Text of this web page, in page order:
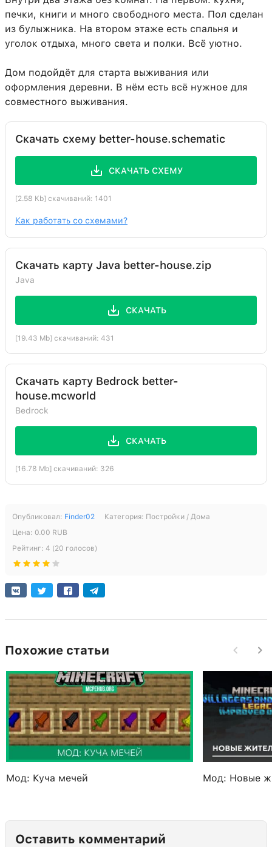
Кровать 26:0 2
38:3
Нивяник
Дубовые ворота
Мак 38:0 1
Белый тюльпан 38:6 1
печки, книги и много свободного места. Пол сделан
из булыжника. На втором этаже есть спальня и
уголок отдыха, много света и полки. Всё уютно.
Дом подойдёт для старта выживания или
оформления деревни. В нём есть всё нужное для
совместного выживания.
Скачать схему better-house.schematic
СКАЧАТЬ СХЕМУ
[2.58 Kb] скачиваний: 1401
Как работать со схемами?
Скачать карту Java better-house.zip
Java
СКАЧАТЬ
[19.43 Mb] скачиваний: 431
Скачать карту Bedrock better-
house.mcworld
Bedrock
СКАЧАТЬ
[16.78 Mb] скачиваний: 326
Опубликовал: Finder02 Категория: Постройки / Дома
Цена: 0.00 RUB
Рейтинг: 4 (20 голосов)
Похожие статьи
Мод: Куча мечей Мод: Новые
Оставить комментарий